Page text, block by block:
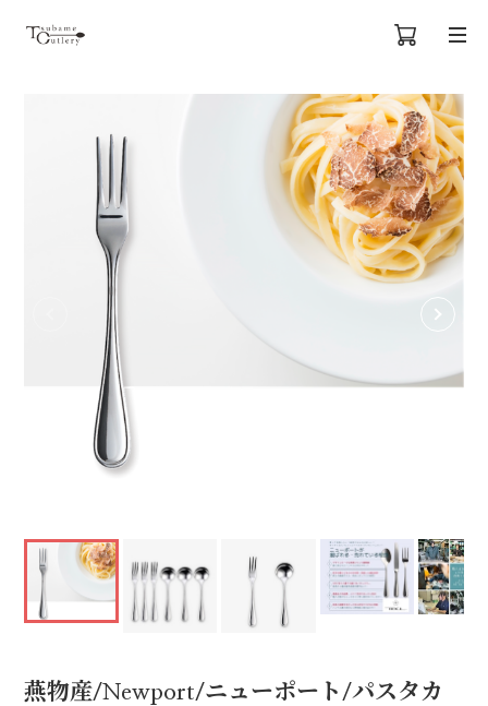
燕物産/Newport/ニューポート/パスタカ